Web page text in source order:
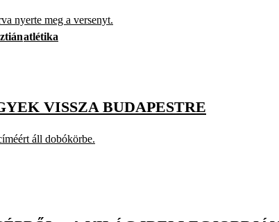
nyerte meg a versenyt.
atlétika
VISSZA BUDAPESTRE
áll dobókörbe.